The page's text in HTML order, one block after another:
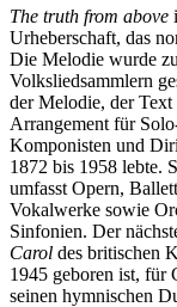
The truth from above
Urheberschaft, das
Die Melodie wurde
Volksliedsammlern
der Melodie, der
Arrangement für
Komponisten und
1872 bis 1958 lebte.
umfasst Opern,
Vokalwerke sowie
Sinfonien. Der
Carol des britischen
1945 geboren ist, für
seinen hymnischen